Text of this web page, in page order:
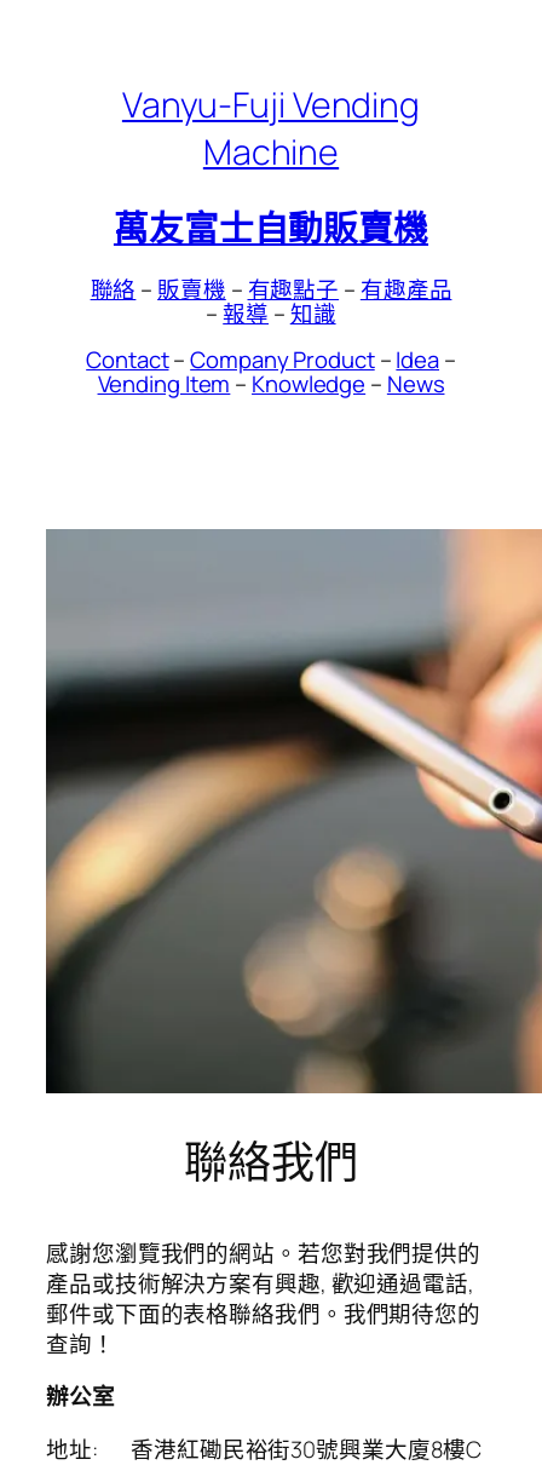
Vanyu-Fuji Vending
Machine
萬友富士自動販賣機
聯絡 – 販賣機 – 有趣點子 – 有趣產品
–報導 –知識
Contact–Company Product–Idea–
Vending Item – Knowledge – News
聯絡我們
感謝您瀏覽我們的網站。若您對我們提供的
產品或技術解決方案有興趣, 歡迎通過電話,
郵件或下面的表格聯絡我們。我們期待您的
查詢！
辦公室
地址: 香港紅磡民裕街30號興業大廈8樓C